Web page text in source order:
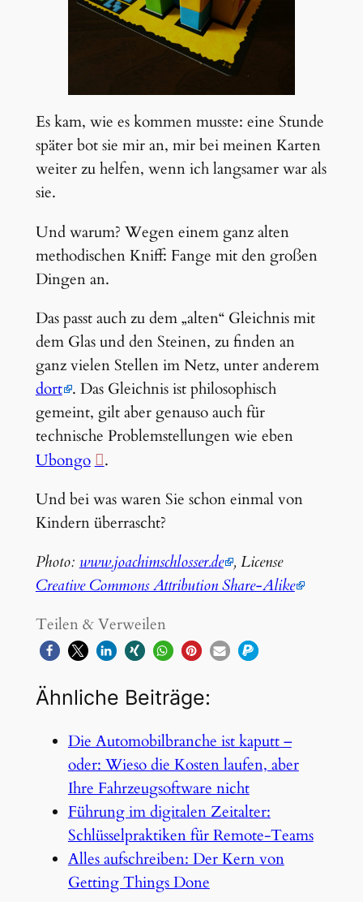
Es kam, wie es kommen musste: eine Stunde
später bot sie mir an, mir bei meinen Karten
weiter zu helfen, wenn ich langsamer war als
sie.
Und warum? Wegen einem ganz alten
methodischen Kniff: Fange mit den großen
Dingen an.
Das passt auch zu dem „alten“ Gleichnis mit
dem Glas und den Steinen, zu finden an
ganz vielen Stellen im Netz, unter anderem
dort . Das Gleichnis ist philosophisch
gemeint, gilt aber genauso auch für
technische Problemstellungen wie eben
Ubongo
.
Und bei was waren Sie schon einmal von
Kindern überrascht?
Photo: www.joachimschlosser.de , License
Creative Commons Attribution Share-Alike
Teilen & Verweilen
Ähnliche Beiträge:
Die Automobilbranche ist kaputt –
oder: Wieso die Kosten laufen, aber
Ihre Fahrzeugsoftware nicht
Führung im digitalen Zeitalter:
Schlüsselpraktiken für Remote-Teams
Alles aufschreiben: Der Kern von
Getting Things Done